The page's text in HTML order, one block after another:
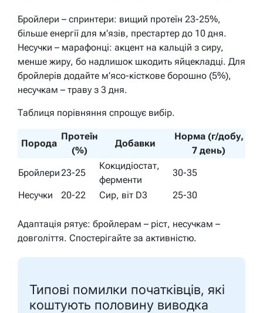
Бройлери – спринтери: вищий протеїн 23-25%,
більше енергії для м’язів, престартер до 10 дня.
Несучки – марафонці: акцент на кальцій з сиру,
менше жиру, бо надлишок шкодить яйцекладці. Для
бройлерів додайте м’ясо-кісткове борошно (5%),
несучкам – траву з 3 дня.
Таблиця порівняння спрощує вибір.
Порода
Протеїн
(%)
Добавки
Норма (г/добу,
7 день)
Бройлери23-25
Кокцидіостат,
ферменти
30-35
Несучки
20-22 Сир, віт D3 25-30
Адаптація рятує: бройлерам – ріст, несучкам –
довголіття. Спостерігайте за активністю.
Типові помилки початківців, які
коштують половину виводка